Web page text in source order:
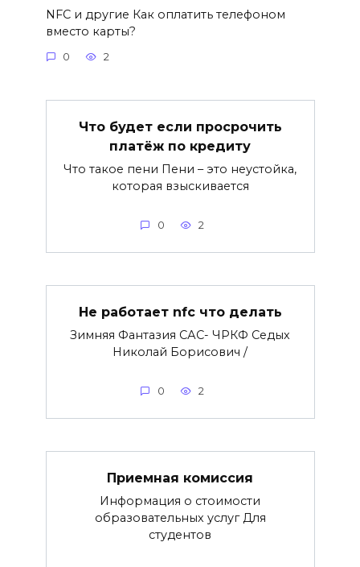
NFC и другие Как оплатить телефоном
вместо карты?
0 2
Что будет если просрочить
платёж по кредиту
Что такое пени Пени – это неустойка,
которая взыскивается
0 2
Не работает nfc что делать
Зимняя Фантазия САС- ЧРКФ Седых
Николай Борисович /
0 2
Приемная комиссия
Информация о стоимости
образовательных услуг Для
студентов